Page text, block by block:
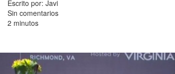
Escrito por: Javi
Sin comentarios
2 minutos